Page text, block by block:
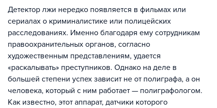
Детектор лжи нередко появляется в фильмах или
сериалах о криминалистике или полицейских
расследованиях. Именно благодаря ему сотрудникам
правоохранительных органов, согласно
художественным представлениям, удается
«раскалывать» преступников. Однако на деле в
большей степени успех зависит не от полиграфа, а он
человека, который с ним работает — полиграфологом.
Как известно, этот аппарат, датчики которого